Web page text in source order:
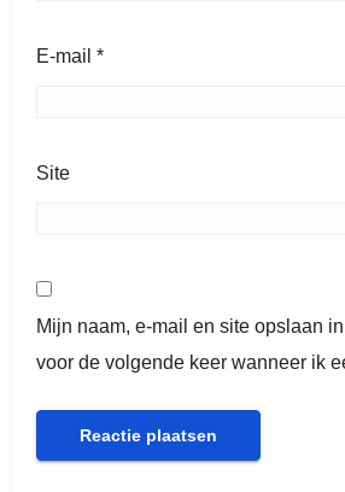
E-mail *
Site
Mijn naam, e-mail en site opslaan
voor de volgende keer wanneer ik